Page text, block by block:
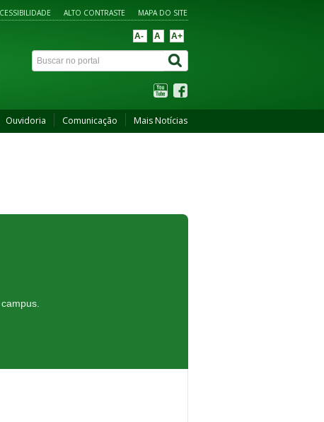
ALTO CONTRASTE MAPA DO SITE
A- A A+
Ouvidoria Comunicação Mais Notícias